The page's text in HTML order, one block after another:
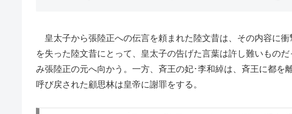
皇太子から張陸正への伝言を頼まれた陸文昔は、その内容に
を失った陸文昔にとって、皇太子の告げた言葉は許し難いもの
み張陸正の元へ向かう。一方、斉王の妃･李和綽は、斉王に都を
呼び戻された顧思林は皇帝に謝罪をする。